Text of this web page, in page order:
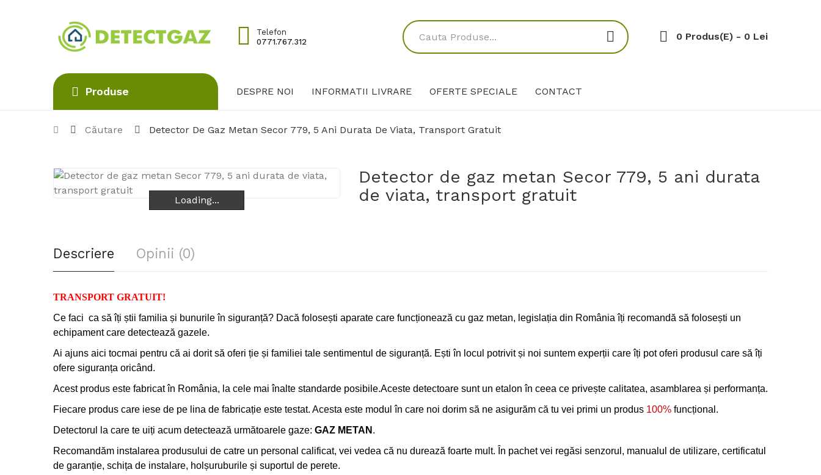
Telefon
0771.767.312
0 Produs(e) - 0 Lei
Produse DESPRE NOI INFORMATII LIVRARE OFERTE SPECIALE CONTACT
Căutare Detector De Gaz Metan Secor 779, 5 Ani Durata De Viata, Transport Gratuit
Loading...
Loading...
Loading...
Detector de gaz metan Secor 779, 5 ani durata
de viata, transport gratuit
Etichete: detector,gaz metan
Descriere Opinii (0)
TRANSPORT GRATUIT!
Ce faci ca să îți știi familia și bunurile în siguranță? Dacă folosești aparate care funcționează cu gaz metan, legislația din România îți recomandă să folosești un
echipament care detectează gazele.
Ai ajuns aici tocmai pentru că ai dorit să oferi ție și familiei tale sentimentul de siguranță. Ești în locul potrivit și noi suntem experții care îți pot oferi produsul care să îți
ofere siguranța oricând.
Acest produs este fabricat în România, la cele mai înalte standarde posibile.Aceste detectoare sunt un etalon în ceea ce privește calitatea, asamblarea și performanța.
Fiecare produs care iese de pe lina de fabricație este testat. Acesta este modul în care noi dorim să ne asigurăm că tu vei primi un produs 100% funcțional.
Detectorul la care te uiți acum detectează următoarele gaze: GAZ METAN .
Recomandăm instalarea produsului de catre un personal calificat, vei vedea că nu durează foarte mult. În pachet vei regăsi senzorul, manualul de utilizare, certificatul
de garanție, schița de instalare, holșuruburile și suportul de perete.